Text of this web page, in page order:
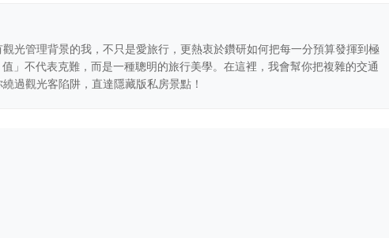
光管理背景的我，不只是愛旅行，更熱衷於鑽研如何把每一分預算發揮到極
」不代表克難，而是一種聰明的旅行美學。在這裡，我會幫你把複雜的交通
過觀光客陷阱，直達隱藏版私房景點！